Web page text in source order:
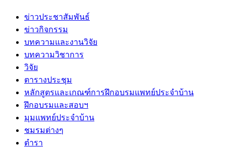
ข่าวประชาสัมพันธ์
ข่าวกิจกรรม
บทความและงานวิจัย
บทความวิชาการ
วิจัย
ตารางประชุม
หลักสูตรและเกณฑ์การฝึกอบรมแพทย์ประจำบ้าน
ฝึกอบรมและสอบฯ
มุมแพทย์ประจำบ้าน
ชมรมต่างๆ
ตำรา